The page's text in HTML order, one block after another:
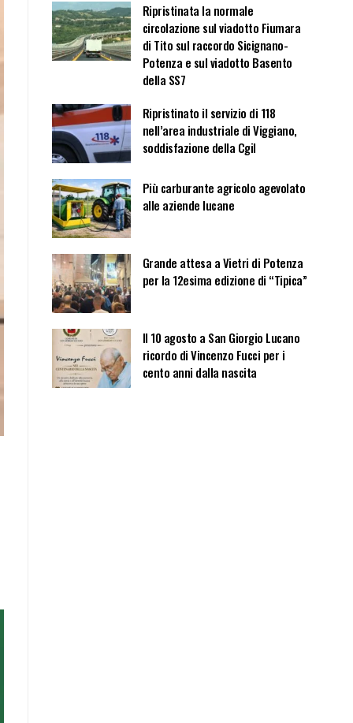
Ripristinata la normale
circolazione sul viadotto Fiumara
di Tito sul raccordo Sicignano-
Potenza e sul viadotto Basento
della SS7
Ripristinato il servizio di 118
nell’area industriale di Viggiano,
soddisfazione della Cgil
Più carburante agricolo agevolato
alle aziende lucane
Grande attesa a Vietri di Potenza
per la 12esima edizione di “Tipica”
Il 10 agosto a San Giorgio Lucano
ricordo di Vincenzo Fucci per i
cento anni dalla nascita